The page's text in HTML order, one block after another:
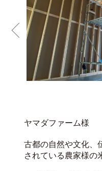
ヤマダファーム様
古都の自然や文化、
されている農家様の